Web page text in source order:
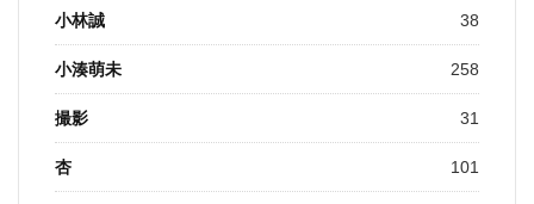
小林誠 38
小湊萌未 258
撮影 31
杏 101